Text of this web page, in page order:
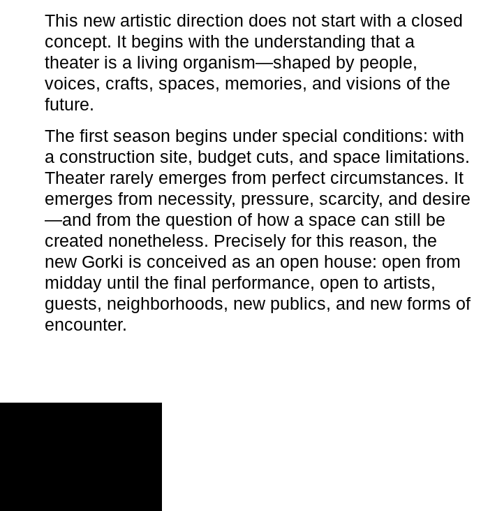
This new artistic direction does not start with a closed
concept. It begins with the understanding that a
theater is a living organism—shaped by people,
voices, crafts, spaces, memories, and visions of the
future.
The first season begins under special conditions: with
a construction site, budget cuts, and space limitations.
Theater rarely emerges from perfect circumstances. It
emerges from necessity, pressure, scarcity, and desire
—and from the question of how a space can still be
created nonetheless. Precisely for this reason, the
new Gorki is conceived as an open house: open from
midday until the final performance, open to artists,
guests, neighborhoods, new publics, and new forms of
encounter.